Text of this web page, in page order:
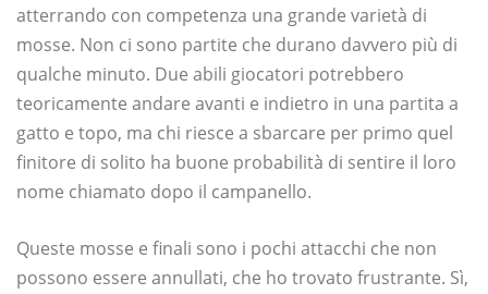
atterrando con competenza una grande varietà di
mosse. Non ci sono partite che durano davvero più di
qualche minuto. Due abili giocatori potrebbero
teoricamente andare avanti e indietro in una partita a
gatto e topo, ma chi riesce a sbarcare per primo quel
finitore di solito ha buone probabilità di sentire il loro
nome chiamato dopo il campanello.
Queste mosse e finali sono i pochi attacchi che non
possono essere annullati, che ho trovato frustrante. Sì,